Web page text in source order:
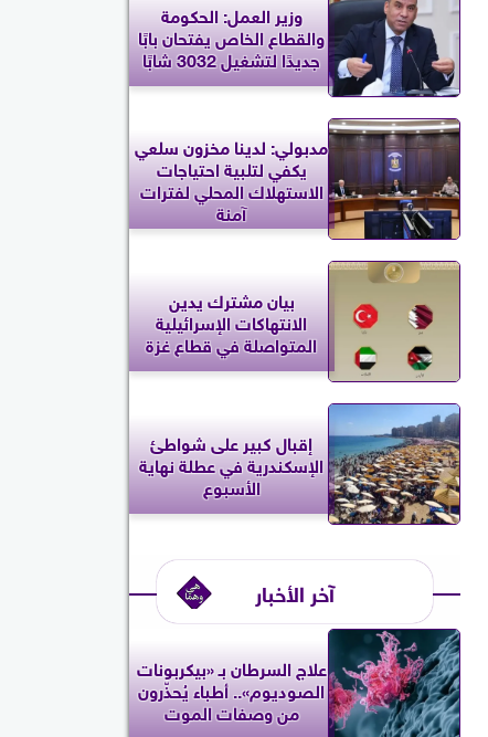
وزير العمل: الحكومة
والقطاع الخاص يفتحان بابًا
جديدًا لتشغيل 3032 شابًا
مدبولي: لدينا مخزون سلعي
يكفي لتلبية احتياجات
الاستهلاك المحلي لفترات
آمنة
بيان مشترك يدين
الانتهاكات الإسرائيلية
المتواصلة في قطاع غزة
إقبال كبير على شواطئ
الإسكندرية في عطلة نهاية
الأسبوع
آخر الأخبار
علاج السرطان بـ «بيكربونات
الصوديوم».. أطباء يُحذّرون
من وصفات الموت